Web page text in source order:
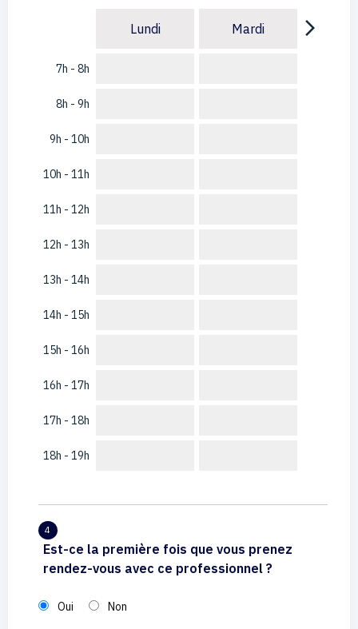
7h - 8h
8h - 9h
9h - 10h
10h - 11h
11h - 12h
12h - 13h
13h - 14h
14h - 15h
15h - 16h
16h - 17h
17h - 18h
18h - 19h
Lundi Mardi arrow_forward_ios
4
Est-ce la première fois que vous prenez
rendez-vous avec ce professionnel ?
Oui Non